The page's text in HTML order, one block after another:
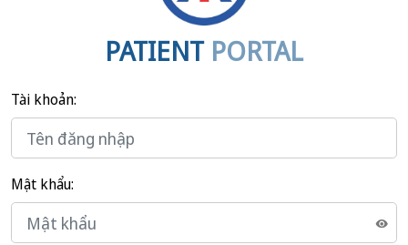
PATIENT PORTAL
Tài khoản:
Mật khẩu: